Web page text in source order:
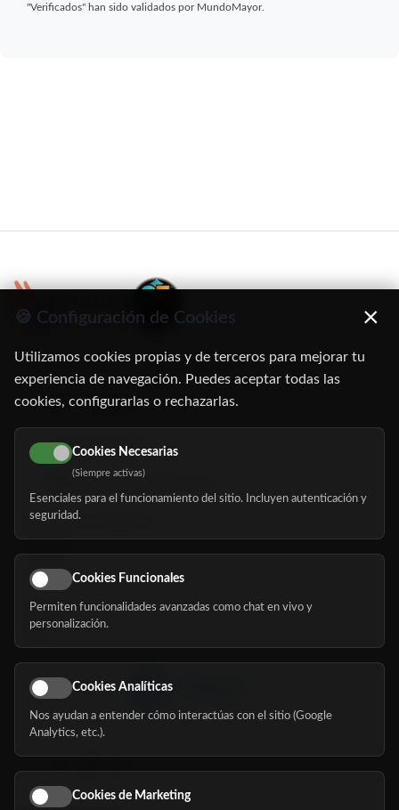
"Verificados" han sido validados por MundoMayor.
C/ Oruro, 11. 28016 Madrid
91 345 06 26
616 113 103
hola@mundomayor.com
Buscador de residencias
Eventos
Nosotros
Síguenos
🍪 Configuración de Cookies ×
Utilizamos cookies propias y de terceros para mejorar tu
experiencia de navegación. Puedes aceptar todas las
cookies, configurarlas o rechazarlas.
Cookies Necesarias
(Siempre activas)
Esenciales para el funcionamiento del sitio. Incluyen autenticación y
seguridad.
Cookies Funcionales
Permiten funcionalidades avanzadas como chat en vivo y
personalización.
Cookies Analíticas
Nos ayudan a entender cómo interactúas con el sitio (Google
Analytics, etc.).
Cookies de Marketing